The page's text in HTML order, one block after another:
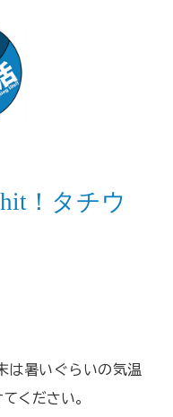
！タチウ
は暑いぐらいの気温
ください。